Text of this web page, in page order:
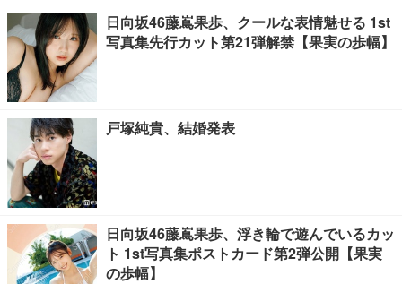
日向坂46藤嶌果歩、クールな表情魅せる 1st
写真集先行カット第21弾解禁【果実の歩幅】
戸塚純貴、結婚発表
日向坂46藤嶌果歩、浮き輪で遊んでいるカッ
ト 1st写真集ポストカード第2弾公開【果実
の歩幅】